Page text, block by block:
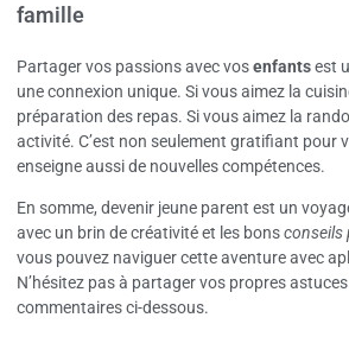
famille
Partager vos passions avec vosenfantsest
une connexion unique. Si vous aimez la
préparation des repas. Si vous aimez la
activité. C’est non seulement gratifiant pour
enseigne aussi de nouvelles compétences.
En somme, devenir jeune parent est un
avec un brin de créativité et les bonsconseils
vous pouvez naviguer cette aventure avec
N’hésitez pas à partager vos propres
commentaires ci-dessous.